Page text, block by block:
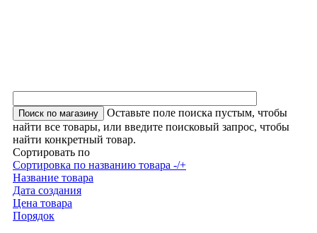
Оставьте поле поиска пустым, чтобы
найти все товары, или введите поисковый запрос, чтобы
найти конкретный товар.
Сортировать по
Сортировка по названию товара -/+
Название товара
Дата создания
Цена товара
Порядок